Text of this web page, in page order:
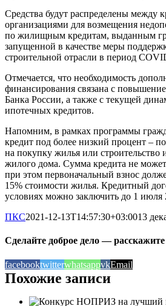
Средства будут распределены
организациями для возмещения
по жилищным кредитам, выданным
запущенной в качестве меры
строительной отрасли в период
Отмечается, что необходимость
финансирования связана с
Банка России, а также с текущей
ипотечных кредитов.
Напомним, в рамках программы
кредит под более низкий процент –
на покупку жилья или строительство
жилого дома. Сумма кредита не
при этом первоначальный взнос
15% стоимости жилья. Кредитный
условиях можно заключить до 1 июля
ПКС2021-12-13T14:57:30+03:0013
Сделайте доброе дело —
facebooktwitterwhatsappvkEmail
Похожие записи